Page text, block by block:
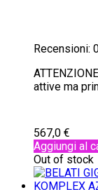
Recensioni:
attive ma
567,0 €
Aggiungi al
Out of stock